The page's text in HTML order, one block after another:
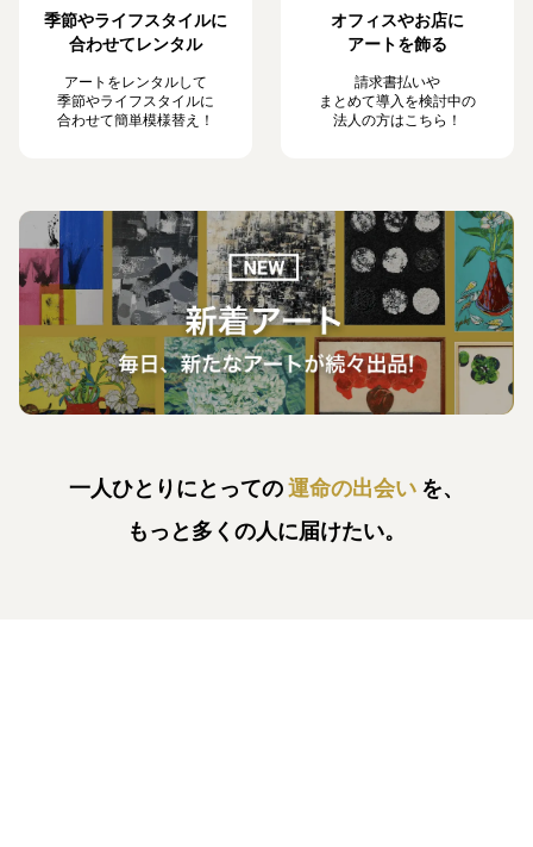
季節やライフスタイルに
合わせてレンタル
アートをレンタルして
季節やライフスタイルに
合わせて簡単模様替え！
オフィスやお店に
アートを飾る
請求書払いや
まとめて導入を検討中の
法人の方はこちら！
一人ひとりにとっての運命の出会い を、
もっと多くの人に届けたい。